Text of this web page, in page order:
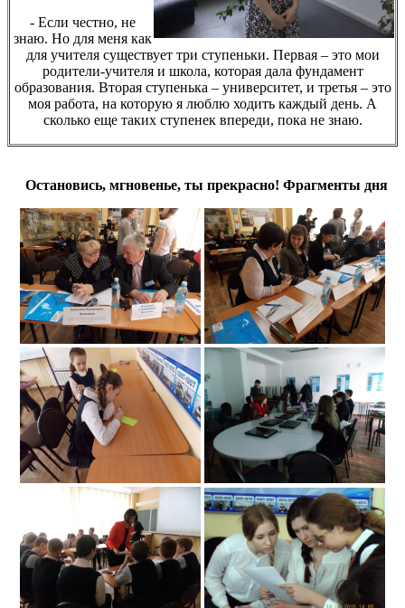
- Если честно, не
знаю. Но для меня как
для учителя существует три ступеньки. Первая – это мои
родители-учителя и школа, которая дала фундамент
образования. Вторая ступенька – университет, и третья – это
моя работа, на которую я люблю ходить каждый день. А
сколько еще таких ступенек впереди, пока не знаю.
Остановись, мгновенье, ты прекрасно! Фрагменты дня